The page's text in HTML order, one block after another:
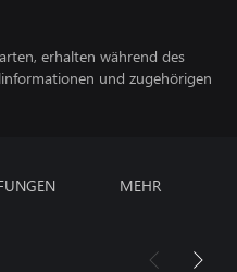
erhalten während des
und zugehörigen
MEHR